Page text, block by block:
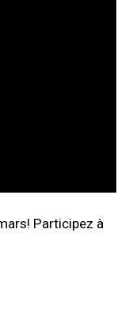
Participez à